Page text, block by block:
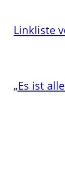
Linkliste
„Es ist